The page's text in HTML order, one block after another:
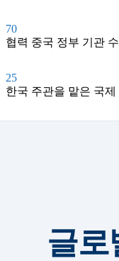
70
협력 중국 정부 기관 수
25
한국 주관을 맡은 국제
글로